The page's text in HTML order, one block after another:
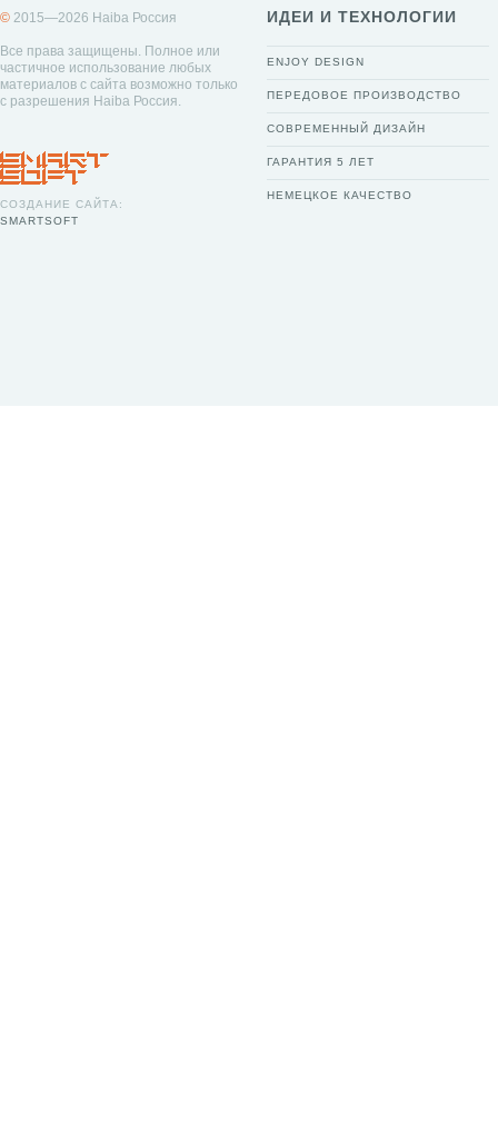
© 2015—2026 Haiba Россия
Все права защищены. Полное или
частичное использование любых
материалов с сайта возможно только
с разрешения Haiba Россия.
СОЗДАНИЕ САЙТА:
SMARTSOFT
ИДЕИ И ТЕХНОЛОГИИ
ENJOY DESIGN
ПЕРЕДОВОЕ ПРОИЗВОДСТВО
СОВРЕМЕННЫЙ ДИЗАЙН
ГАРАНТИЯ 5 ЛЕТ
НЕМЕЦКОЕ КАЧЕСТВО